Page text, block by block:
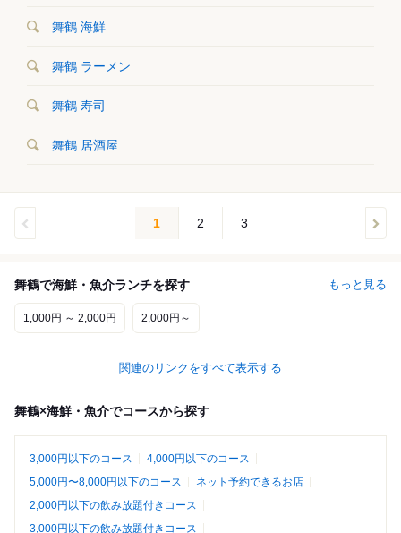
舞鶴 海鮮
舞鶴 ラーメン
舞鶴 寿司
舞鶴 居酒屋
1 2 3
舞鶴で海鮮・魚介ランチを探す もっと見る
1,000円 ～ 2,000円 2,000円～
関連のリンクをすべて表示する
舞鶴×海鮮・魚介でコースから探す
3,000円以下のコース
4,000円以下のコース
5,000円〜8,000円以下のコース
ネット予約できるお店
2,000円以下の飲み放題付きコース
3,000円以下の飲み放題付きコース